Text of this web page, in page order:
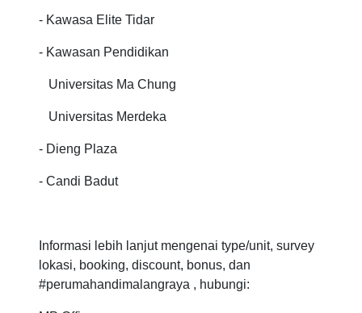
- Kawasa Elite Tidar
- Kawasan Pendidikan
Universitas Ma Chung
Universitas Merdeka
- Dieng Plaza
- Candi Badut
Informasi lebih lanjut mengenai type/unit, survey
lokasi, booking, discount, bonus, dan
#perumahandimalangraya , hubungi: